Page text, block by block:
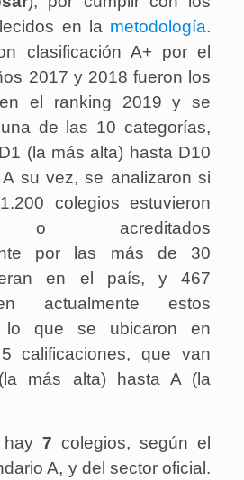
en la metodología.
clasificación A+ por el
2017 y 2018 fueron los
el ranking 2019 y se
de las 10 categorías,
(la más alta) hasta D10
su vez, se analizaron si
colegios estuvieron
o acreditados
por las más de 30
en el país, y 467
actualmente estos
lo que se ubicaron en
calificaciones, que van
más alta) hasta A (la
hay 7 colegios, según el
A, y del sector oficial.